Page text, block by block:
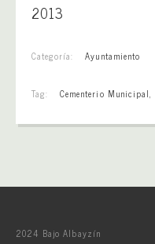
2013
Categoría: Ayuntamiento
Tag: Cementerio Municipal,
2024 Bajo Albayzín